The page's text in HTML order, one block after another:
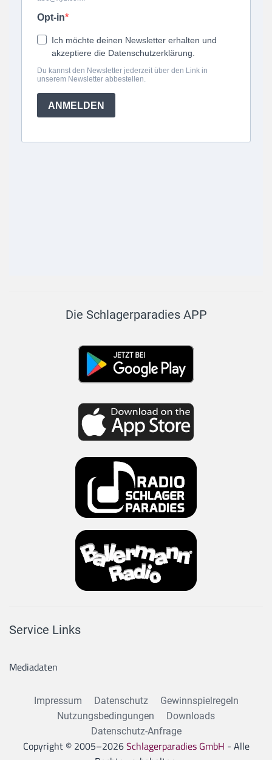
Die Schlagerparadies APP
Service Links
Mediadaten
Impressum Datenschutz
Gewinnspielregeln
Nutzungsbedingungen
Downloads
Datenschutz-Anfrage
Copyright © 2005–2026Schlagerparadies GmbH - Alle